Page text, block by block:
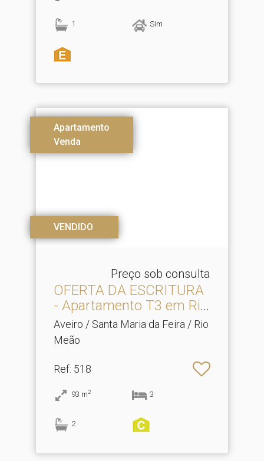
1 Sim
Apartamento
Venda
VENDIDO
Preço sob consulta
OFERTA DA ESCRITURA
- Apartamento T3 em Rio
M.​..
Aveiro / Santa Maria da Feira / Rio
Meão
Ref: 518
93 m2 3
2